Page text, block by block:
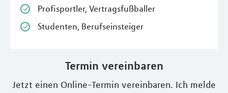
Profisportler, Vertragsfußballer
Studenten, Berufseinsteiger
Termin vereinbaren
Jetzt einen Online-Termin vereinbaren. Ich melde